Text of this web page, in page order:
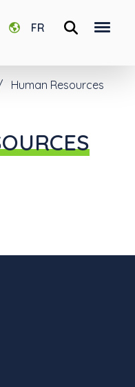
FR
Human Resources